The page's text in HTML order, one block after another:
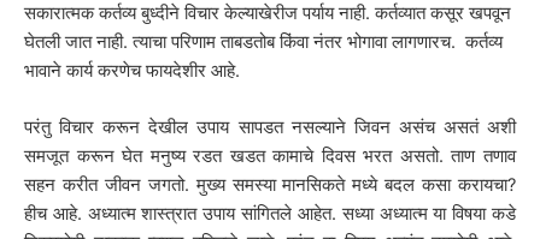
सकारात्मक कर्तव्य बुध्दीने विचार केल्याखेरीज पर्याय नाही. कर्तव्यात कसूर खपवून
घेतली जात नाही. त्याचा परिणाम ताबडतोब किंवा नंतर भोगावा लागणारच. कर्तव्य
भावाने कार्य करणेच फायदेशीर आहे.
परंतु विचार करून देखील उपाय सापडत नसल्याने जिवन असंच असतं अशी
समजूत करून घेत मनुष्य रडत खडत कामाचे दिवस भरत असतो. ताण तणाव
सहन करीत जीवन जगतो. मुख्य समस्या मानसिकते मध्ये बदल कसा करायचा?
हीच आहे. अध्यात्म शास्त्रात उपाय सांगितले आहेत. सध्या अध्यात्म या विषया कडे